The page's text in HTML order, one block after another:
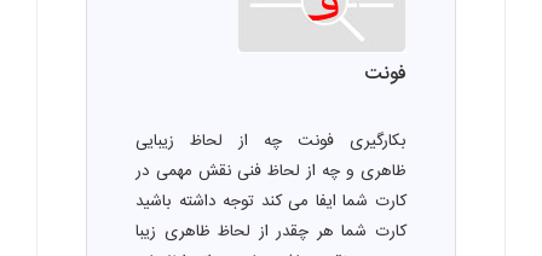
فونت
بکارگیری فونت چه از لحاظ زیبایی
ظاهری و چه از لحاظ فنی نقش مهمی در
کارت شما ایفا می کند توجه داشته باشید
کارت شما هر چقدر از لحاظ ظاهری زیبا